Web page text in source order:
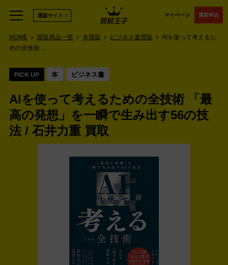
マイページ 買取申込
通販サイト
HOME 買取商品一覧 本買取 ビジネス書買取
AIを使って考えるた
めの全技術 ...
PICK UP 本 ビジネス書
AIを使って考えるための全技術 「最
高の発想」を一瞬で生み出す56の技
法 / 石井力重 買取